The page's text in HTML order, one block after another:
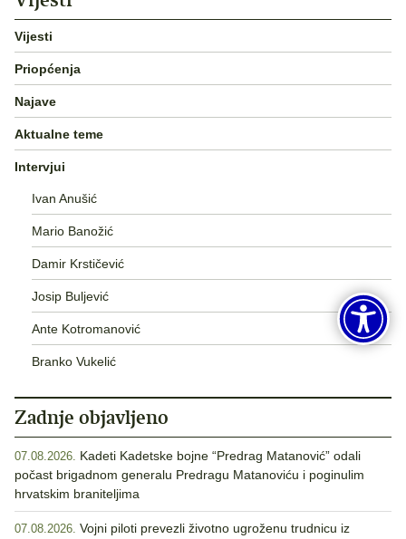
Vijesti
Priopćenja
Najave
Aktualne teme
Intervjui
Ivan Anušić
Mario Banožić
Damir Krstičević
Josip Buljević
Ante Kotromanović
Branko Vukelić
Zadnje objavljeno
07.08.2026. Kadeti Kadetske bojne “Predrag Matanović” odali
počast brigadnom generalu Predragu Matanoviću i poginulim
hrvatskim braniteljima
07.08.2026. Vojni piloti prevezli životno ugroženu trudnicu iz